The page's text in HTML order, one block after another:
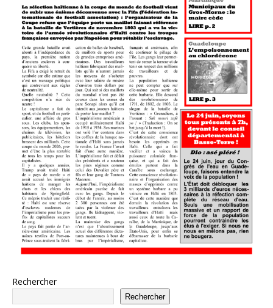
Rechercher
Rechercher